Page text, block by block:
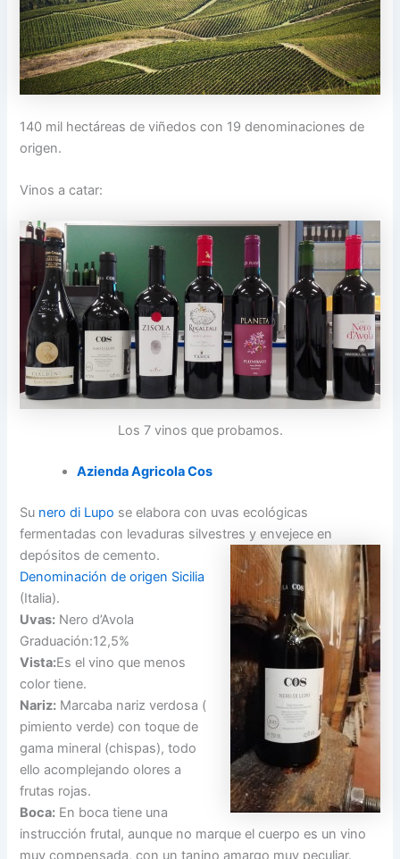
140 mil hectáreas de viñedos con 19 denominaciones de
origen.
Vinos a catar:
Los 7 vinos que probamos.
Azienda Agricola Cos
Su nero di Lupo se elabora con uvas ecológicas
fermentadas con levaduras silvestres yenvejece en
depósitos de cemento.
Denominación de origen Sicilia
(Italia).
Uvas: Nero d’Avola
Graduación:12,5%
Vista:Es el vino que menos
color tiene.
Nariz: Marcaba nariz verdosa (
pimiento verde) con toque de
gama mineral (chispas), todo
ello acomplejando olores a
frutas rojas.
Boca: En boca tiene una
instrucción frutal, aunque no marque el cuerpo es un vino
muy compensada, con un tanino amargo muy peculiar.